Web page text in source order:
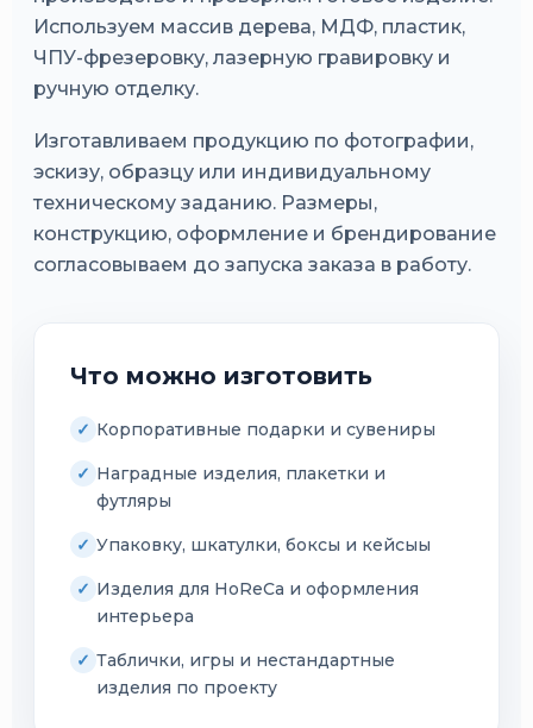
Используем массив дерева, МДФ, пластик,
ЧПУ-фрезеровку, лазерную гравировку и
ручную отделку.
Изготавливаем продукцию по фотографии,
эскизу, образцу или индивидуальному
техническому заданию. Размеры,
конструкцию, оформление и брендирование
согласовываем до запуска заказа в работу.
Что можно изготовить
Корпоративные подарки и сувениры
Наградные изделия, плакетки и
футляры
Упаковку, шкатулки, боксы и кейсыы
Изделия для HoReCa и оформления
интерьера
Таблички, игры и нестандартные
изделия по проекту